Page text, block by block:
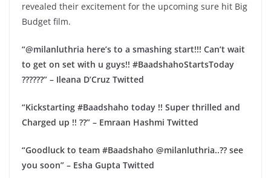
revealed their excitement for the upcoming sure hit Big
Budget film.
“@milanluthria here’s to a smashing start!!! Can’t wait
to get on set with u guys!! #BaadshahoStartsToday
??????” – Ileana D’Cruz Twitted
“Kickstarting #Baadshaho today !! Super thrilled and
Charged up !! ??” – Emraan Hashmi Twitted
“Goodluck to team #Baadshaho @milanluthria..?? see
you soon” – Esha Gupta Twitted